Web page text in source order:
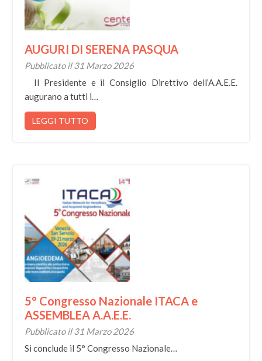
AUGURI DI SERENA PASQUA
Pubblicato il 31 Marzo 2026
Il Presidente e il Consiglio Direttivo dell’A.A.E.E.
augurano a tutti i…
LEGGI TUTTO
5° Congresso Nazionale ITACA e
ASSEMBLEA A.A.E.E.
Pubblicato il 31 Marzo 2026
Si conclude il 5° Congresso Nazionale…